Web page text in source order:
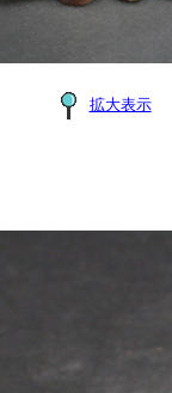
拡大表示